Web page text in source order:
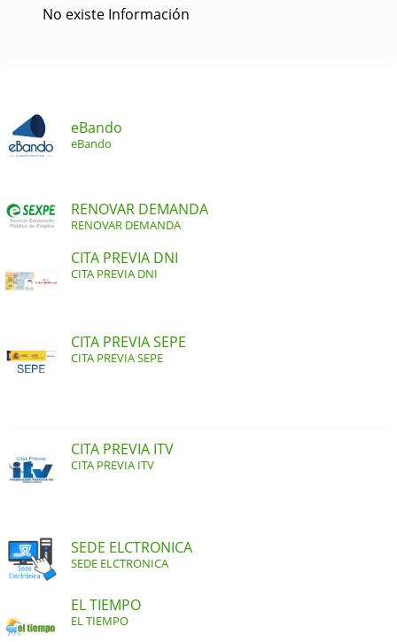
No existe Información
eBando
eBando
RENOVAR DEMANDA
RENOVAR DEMANDA
CITA PREVIA DNI
CITA PREVIA DNI
CITA PREVIA SEPE
CITA PREVIA SEPE
CITA PREVIA ITV
CITA PREVIA ITV
SEDE ELCTRONICA
SEDE ELCTRONICA
EL TIEMPO
EL TIEMPO